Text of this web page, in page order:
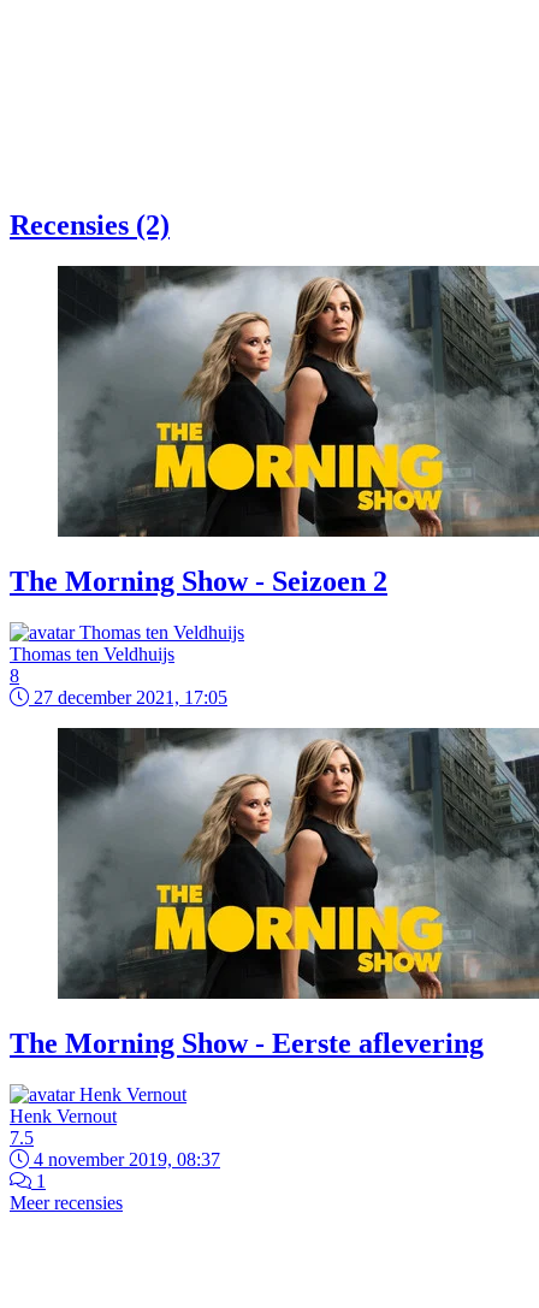
Recensies (2)
The Morning Show - Seizoen 2
Thomas ten Veldhuijs
8
27 december 2021, 17:05
The Morning Show - Eerste aflevering
Henk Vernout
7.5
4 november 2019, 08:37
1
Meer recensies